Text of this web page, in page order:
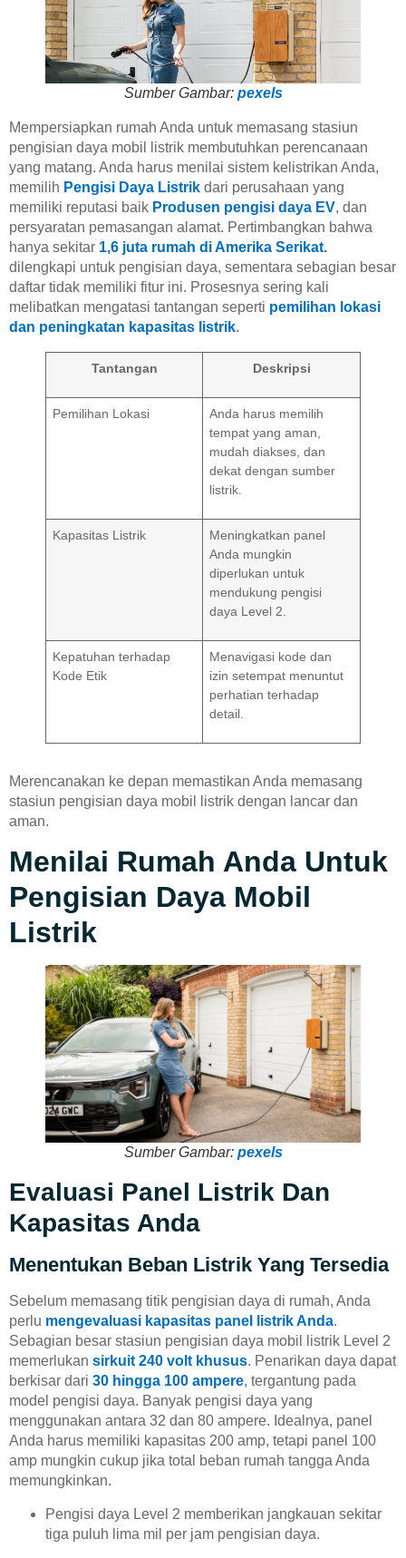
Sumber Gambar: pexels
Mempersiapkan rumah Anda untuk memasang stasiun
pengisian daya mobil listrik membutuhkan perencanaan
yang matang. Anda harus menilai sistem kelistrikan Anda,
memilih Pengisi Daya Listrik dari perusahaan yang
memiliki reputasi baik Produsen pengisi daya EV, dan
persyaratan pemasangan alamat. Pertimbangkan bahwa
hanya sekitar 1,6 juta rumah di Amerika Serikat.
dilengkapi untuk pengisian daya, sementara sebagian besar
daftar tidak memiliki fitur ini. Prosesnya sering kali
melibatkan mengatasi tantangan seperti pemilihan lokasi
dan peningkatan kapasitas listrik.
Tantangan Deskripsi
Pemilihan Lokasi
Anda harus memilih
tempat yang aman,
mudah diakses, dan
dekat dengan sumber
listrik.
Kapasitas Listrik
Meningkatkan panel
Anda mungkin
diperlukan untuk
mendukung pengisi
daya Level 2.
Kepatuhan terhadap
Kode Etik
Menavigasi kode dan
izin setempat menuntut
perhatian terhadap
detail.
Merencanakan ke depan memastikan Anda memasang
stasiun pengisian daya mobil listrik dengan lancar dan
aman.
Menilai Rumah Anda Untuk
Pengisian Daya Mobil
Listrik
Sumber Gambar: pexels
Evaluasi Panel Listrik Dan
Kapasitas Anda
Menentukan Beban Listrik Yang Tersedia
Sebelum memasang titik pengisian daya di rumah, Anda
perlu mengevaluasi kapasitas panel listrik Anda.
Sebagian besar stasiun pengisian daya mobil listrik Level 2
memerlukan sirkuit 240 volt khusus. Penarikan daya dapat
berkisar dari 30 hingga 100 ampere, tergantung pada
model pengisi daya. Banyak pengisi daya yang
menggunakan antara 32 dan 80 ampere. Idealnya, panel
Anda harus memiliki kapasitas 200 amp, tetapi panel 100
amp mungkin cukup jika total beban rumah tangga Anda
memungkinkan.
Pengisi daya Level 2 memberikan jangkauan sekitar
tiga puluh lima mil per jam pengisian daya.